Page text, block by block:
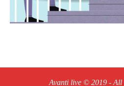
Avanti live © 2019 - All